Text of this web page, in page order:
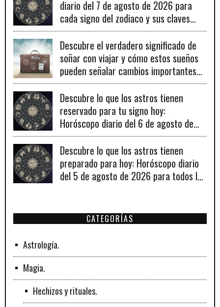
diario del 7 de agosto de 2026 para
cada signo del zodiaco y sus claves
para el éxito.
Descubre el verdadero significado de
soñar con viajar y cómo estos sueños
pueden señalar cambios importantes
en tu vida personal y profesional.
Descubre lo que los astros tienen
reservado para tu signo hoy:
Horóscopo diario del 6 de agosto de
2026
Descubre lo que los astros tienen
preparado para hoy: Horóscopo diario
del 5 de agosto de 2026 para todos los
CATEGORÍAS
Astrología.
Magia.
Hechizos y rituales.